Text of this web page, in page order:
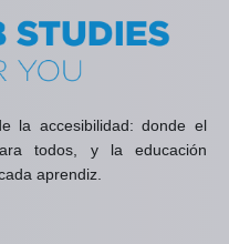
la accesibilidad: donde el
todos, y la educación
aprendiz.